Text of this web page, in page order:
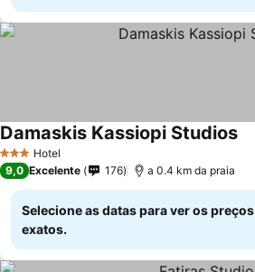
3 EstrelasHotel
Damaskis Kassiopi Studios
9,0 Excelente 176 a 0.4 km da praia
Selecione as datas para ver os preços
exatos.